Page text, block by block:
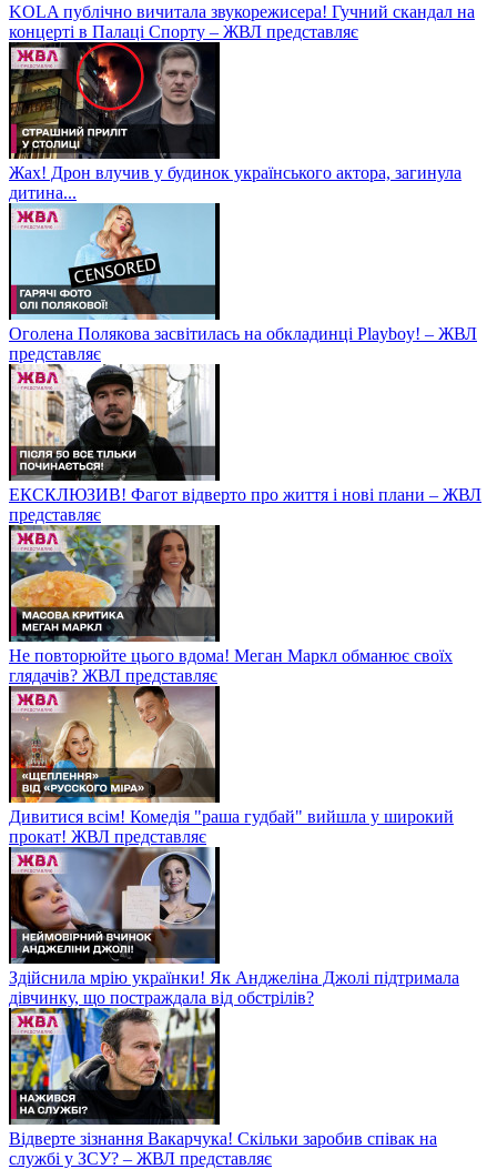
KOLA публічно вичитала звукорежисера! Гучний скандал на
концерті в Палаці Спорту – ЖВЛ представляє
Жах! Дрон влучив у будинок українського актора, загинула
дитина...
Оголена Полякова засвітилась на обкладинці Playboy! – ЖВЛ
представляє
ЕКСКЛЮЗИВ! Фагот відверто про життя і нові плани – ЖВЛ
представляє
Не повторюйте цього вдома! Меган Маркл обманює своїх
глядачів? ЖВЛ представляє
Дивитися всім! Комедія "раша гудбай" вийшла у широкий
прокат! ЖВЛ представляє
Здійснила мрію українки! Як Анджеліна Джолі підтримала
дівчинку, що постраждала від обстрілів?
Відверте зізнання Вакарчука! Скільки заробив співак на
службі у ЗСУ? – ЖВЛ представляє